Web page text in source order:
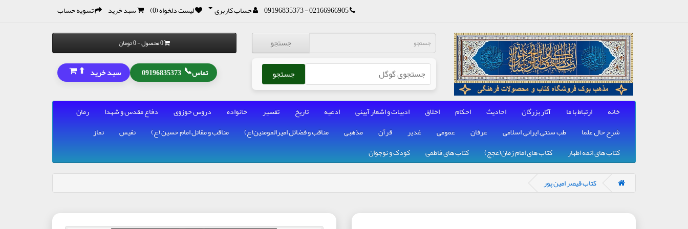
02166966905 - 09196835373 حساب کاربری لیست دلخواه (0) سبد خرید تسویه حساب
جستجو
جستجو
0 محصول - 0 تومان
تماس📞
09196835373 سبد خرید ⬆
خانه ارتباط با ما آثار بزرگان احادیث احکام اخلاق ادبیات و اشعار آیینی ادعیه تاریخ تفسیر خانواده دروس حوزوی دفاع مقدس و شهدا
رمان
شرح حال علما
طب سنتی, ایرانی, اسلامی عرفان عمومی غدیر قرآن مذهبی مناقب و فضائل امیرالمومنین(ع) مناقب و مقاتل امام حسین (ع) نفیس
نماز
کتاب های ائمه اطهار
کتاب های امام زمان(عجج) کتاب های فاطمی کودک و نوجوان
کتاب قیصر امین پور